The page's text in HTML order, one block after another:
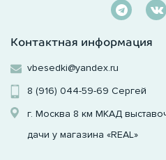
Контактная информация
vbesedki@yandex.ru
8 (916) 044-59-69 Сергей
г. Москва 8 км МКАД
дачи у магазина «REAL»